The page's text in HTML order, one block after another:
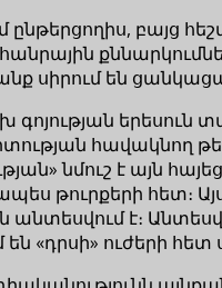
բայց
սիրում են
գոյության
հավակնող
նմուշ է այն
թուրքերի հետ։
է։
են «դրսի» ուժերի